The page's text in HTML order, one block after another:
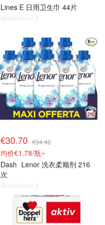
Lines E 日用卫生巾 44片
@dealmoon.it
€30.70 €34.42
均价€1.78/瓶~
Dash Lenor 洗衣柔顺剂 216
次
@dealmoon.it